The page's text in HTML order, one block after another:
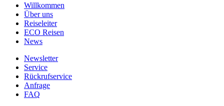
Willkommen
Über uns
Reiseleiter
ECO Reisen
News
Newsletter
Service
Rückrufservice
Anfrage
FAQ